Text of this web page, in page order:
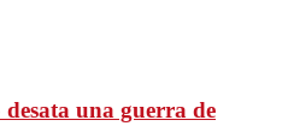
una guerra de